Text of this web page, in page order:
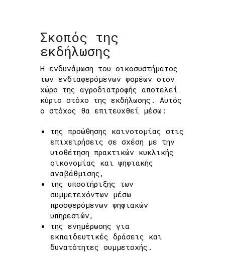
Σκοπός της
εκδήλωσης
Η ενδυνάμωση του οικοσυστήματος
των ενδιαφερόμενων φορέων στον
χώρο της αγροδιατροφής αποτελεί
κύριο στόχο της εκδήλωσης. Αυτός
ο στόχος θα επιτευχθεί μέσω:
της προώθησης καινοτομίας στις
επιχειρήσεις σε σχέση με την
υιοθέτηση πρακτικών κυκλικής
οικονομίας και ψηφιακής
αναβάθμισης,
της υποστήριξης των
συμμετεχόντων μέσω
προσφερόμενων ψηφιακών
υπηρεσιών,
της ενημέρωσης για
εκπαιδευτικές δράσεις και
δυνατότητες συμμετοχής.